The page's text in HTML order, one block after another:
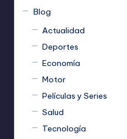
Blog
Actualidad
Deportes
Economía
Motor
Películas y Series
Salud
Tecnología